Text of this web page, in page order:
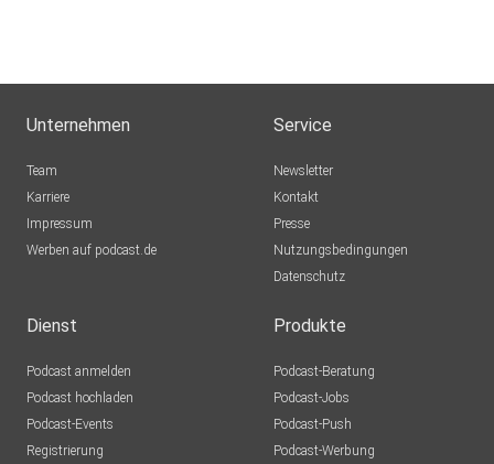
Unternehmen
Team
Karriere
Impressum
Werben auf podcast.de
Service
Newsletter
Kontakt
Presse
Nutzungsbedingungen
Datenschutz
Dienst
Podcast anmelden
Podcast hochladen
Podcast-Events
Registrierung
Produkte
Podcast-Beratung
Podcast-Jobs
Podcast-Push
Podcast-Werbung